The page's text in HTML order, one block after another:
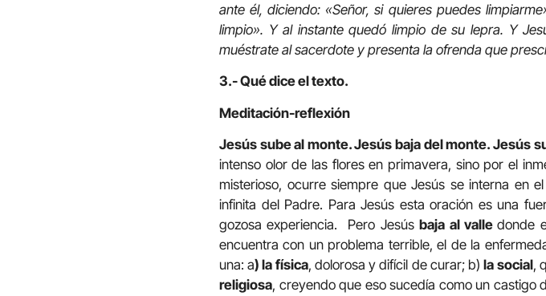
ante él, diciendo: «Señor, si quieres puedes
limpio». Y al instante quedó limpio de su lepra. Y
muéstrate al sacerdote y presenta la ofrenda que
3.- Qué dice el texto.
Meditación-reflexión
Jesús sube al monte. Jesús baja del monte. Jesús
intenso olor de las flores en primavera, sino por el
misterioso, ocurre siempre que Jesús se interna en
infinita del Padre. Para Jesús esta oración es una
gozosa experiencia. Pero Jesúsbaja al valledonde
encuentra con un problema terrible, el de la
una: a) la física, dolorosa y difícil de curar; b)la social,
religiosa, creyendo que eso sucedía como un castigo